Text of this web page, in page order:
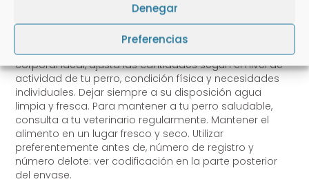
Denegar
Preferencias
Ver la tabla para la cantidad diaria de alimento
recomendada. Estas cantidades son solo una guía.
Para ayudar a mantener a tu perro en una condición
corporal ideal, ajusta las cantidades según el nivel de
actividad de tu perro, condición física y necesidades
individuales. Dejar siempre a su disposición agua
limpia y fresca. Para mantener a tu perro saludable,
consulta a tu veterinario regularmente. Mantener el
alimento en un lugar fresco y seco. Utilizar
preferentemente antes de, número de registro y
número delote: ver codificación en la parte posterior
del envase.